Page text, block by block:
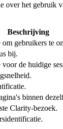
over het gebruik
Beschrijving
gebruikers te
bij.
de huidige
binnen
Clarity-bezoek.